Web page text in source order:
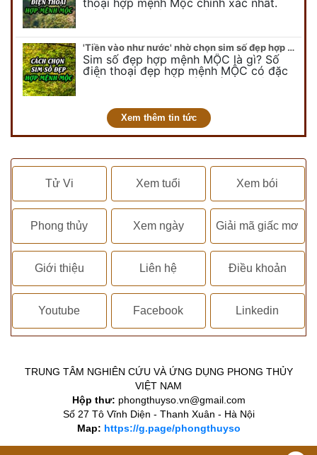
thoại hợp mệnh Mộc chính xác nhất.
Cách chọn đuôi sim điện thoại hợp
chuyên…
'Tiền vào như nước' nhờ chọn sim số đẹp hợp mệnh MỘC
Sim số đẹp hợp mệnh MỘC là gì? Số
điện thoại đẹp hợp mệnh MỘC có đặc
điểm ra sao? Dưới góc nhìn chuyên gia
Xem thêm tin tức
Tử Vi Xem tuổi Xem bói
Phong thủy Xem ngày Giải mã giấc mơ
Giới thiệu Liên hệ Điều khoản
Youtube Facebook Linkedin
TRUNG TÂM NGHIÊN CỨU VÀ ỨNG DỤNG PHONG THỦY
VIỆT NAM
Hộp thư: phongthuyso.vn@gmail.com
Số 27 Tô Vĩnh Diện - Thanh Xuân - Hà Nội
Map: https://g.page/phongthuyso